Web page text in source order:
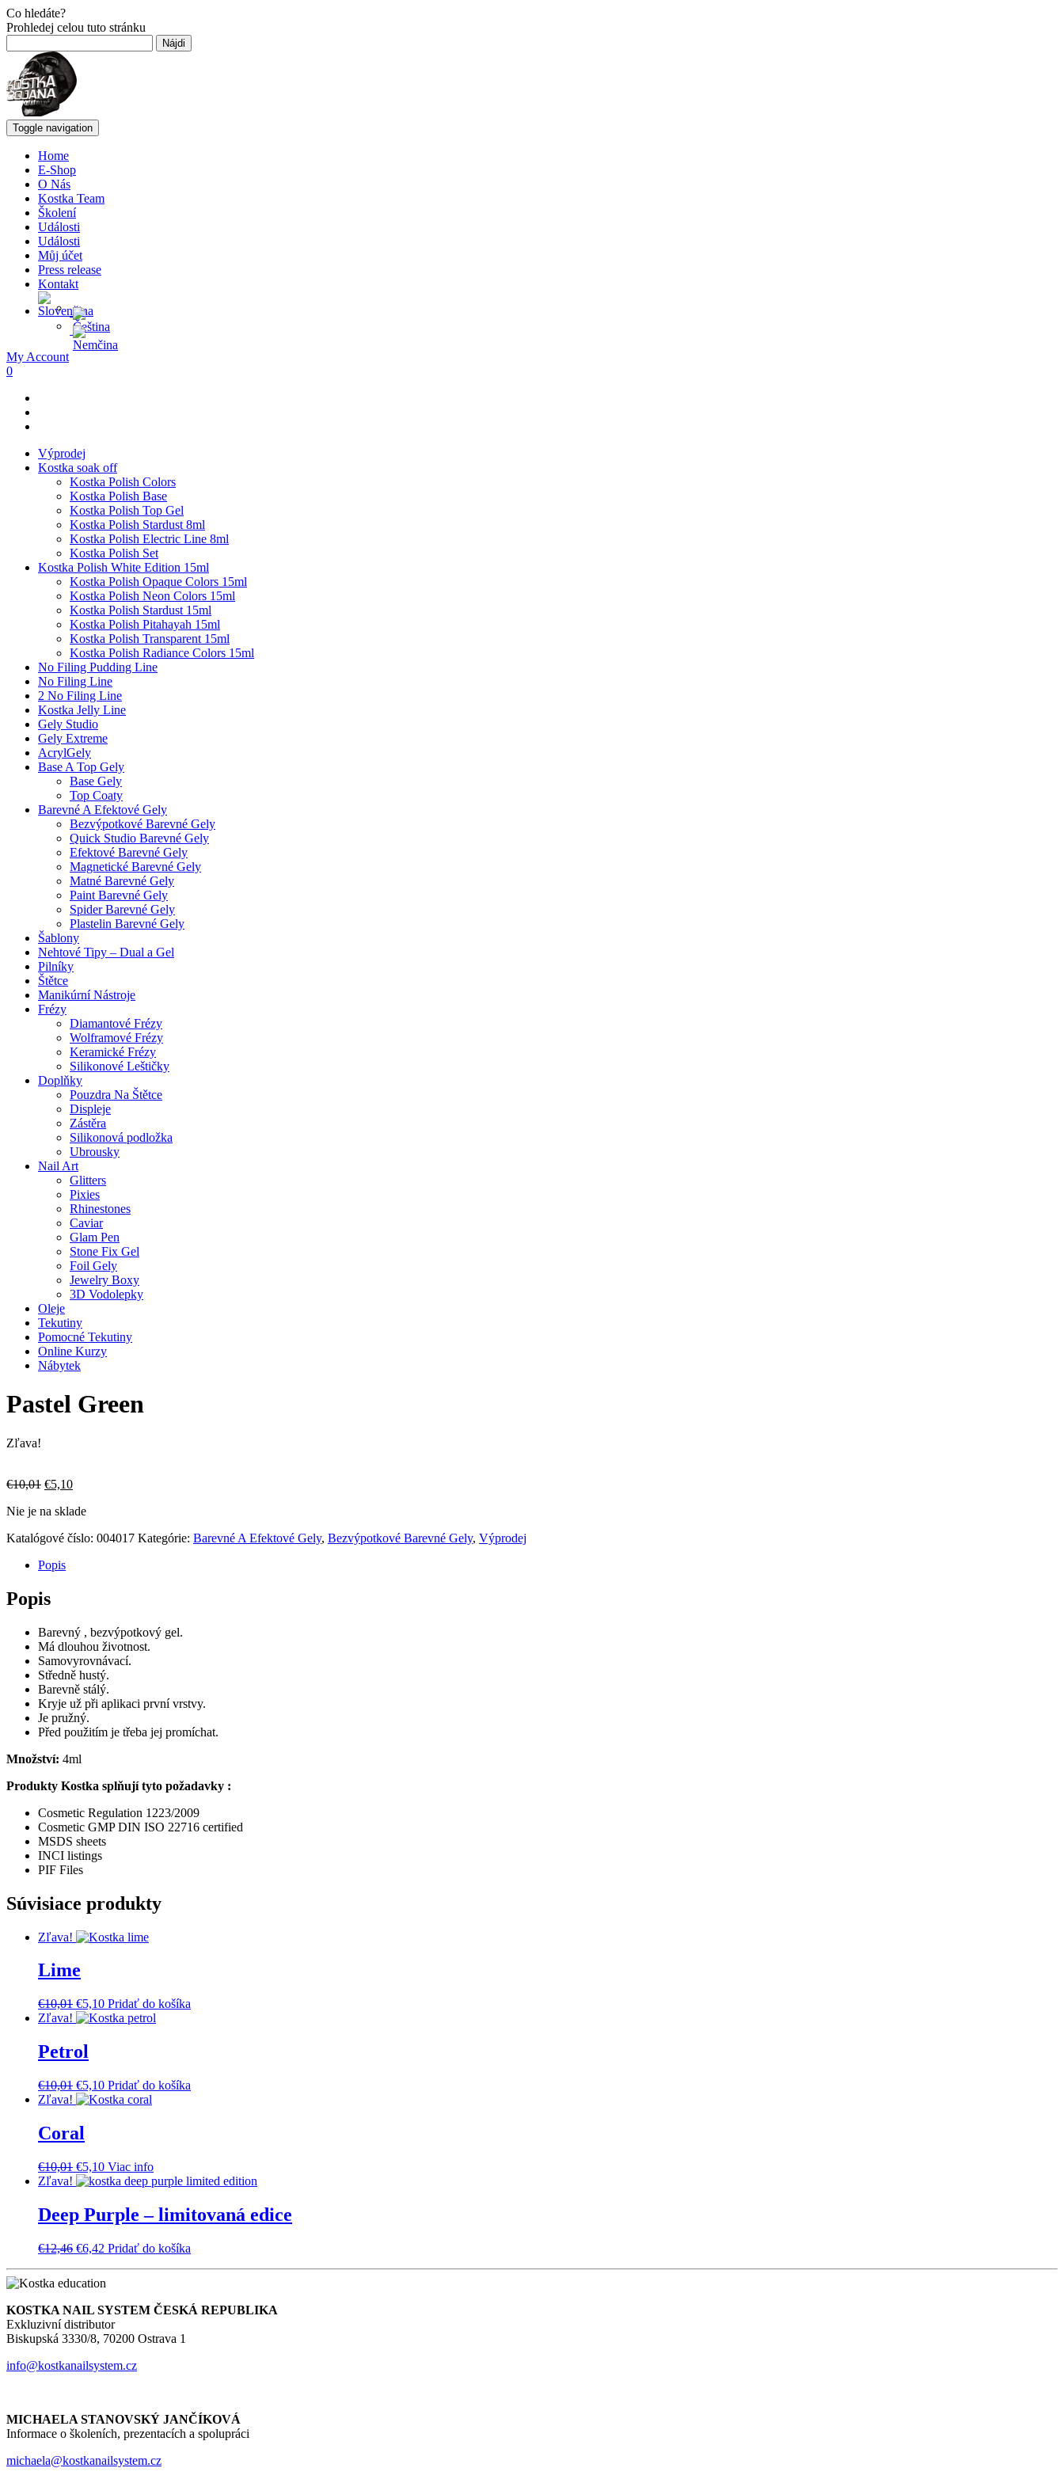
Co hledáte?
Prohledej celou tuto stránku
Toggle navigation
Home
E-Shop
O Nás
Kostka Team
Školení
Události
Události
Můj účet
Press release
Kontakt
My Account
0
Výprodej
Kostka soak off
Kostka Polish Colors
Kostka Polish Base
Kostka Polish Top Gel
Kostka Polish Stardust 8ml
Kostka Polish Electric Line 8ml
Kostka Polish Set
Kostka Polish White Edition 15ml
Kostka Polish Opaque Colors 15ml
Kostka Polish Neon Colors 15ml
Kostka Polish Stardust 15ml
Kostka Polish Pitahayah 15ml
Kostka Polish Transparent 15ml
Kostka Polish Radiance Colors 15ml
No Filing Pudding Line
No Filing Line
2 No Filing Line
Kostka Jelly Line
Gely Studio
Gely Extreme
AcrylGely
Base A Top Gely
Base Gely
Top Coaty
Barevné A Efektové Gely
Bezvýpotkové Barevné Gely
Quick Studio Barevné Gely
Efektové Barevné Gely
Magnetické Barevné Gely
Matné Barevné Gely
Paint Barevné Gely
Spider Barevné Gely
Plastelin Barevné Gely
Šablony
Nehtové Tipy – Dual a Gel
Pilníky
Štětce
Manikúrní Nástroje
Frézy
Diamantové Frézy
Wolframové Frézy
Keramické Frézy
Silikonové Leštičky
Doplňky
Pouzdra Na Štětce
Displeje
Zástěra
Silikonová podložka
Ubrousky
Nail Art
Glitters
Pixies
Rhinestones
Caviar
Glam Pen
Stone Fix Gel
Foil Gely
Jewelry Boxy
3D Vodolepky
Oleje
Tekutiny
Pomocné Tekutiny
Online Kurzy
Nábytek
Pastel Green
Zľava!
€10,01 Pôvodná
bola:
€5,10Aktuálna
je:
Nie je na sklade
Katalógové číslo: 004017 Kategórie: Barevné A Efektové Gely, Bezvýpotkové Barevné Gely, Výprodej
Popis
Popis
Barevný , bezvýpotkový gel.
Má dlouhou životnost.
Samovyrovnávací.
Středně hustý.
Barevně stálý.
Kryje už při aplikaci první vrstvy.
Je pružný.
Před použitím je třeba jej promíchat.
Množství: 4ml
Produkty Kostka splňují tyto požadavky :
Cosmetic Regulation 1223/2009
Cosmetic GMP DIN ISO 22716 certified
MSDS sheets
INCI listings
PIF Files
Súvisiace produkty
Zľava!
Lime
€10,01 Pôvodná
cena
€10,01.
€5,10Aktuálna
cena
Pridať do košíka
Zľava!
Petrol
€10,01 Pôvodná
cena
€10,01.
€5,10Aktuálna
cena
Pridať do košíka
Zľava!
Coral
€10,01 Pôvodná
cena
€10,01.
€5,10Aktuálna
cena
€5,10.
Viac info
Zľava!
Deep Purple – limitovaná edice
€12,46 Pôvodná
bola:
€12,46.
€6,42 Aktuálna
€6,42.
Pridať do košíka
KOSTKA NAIL SYSTEM ČESKÁ REPUBLIKA
Exkluzivní distributor
Biskupská 3330/8, 70200 Ostrava 1
info@kostkanailsystem.cz
MICHAELA STANOVSKÝ JANČÍKOVÁ
Informace o školeních, prezentacích a spolupráci
michaela@kostkanailsystem.cz